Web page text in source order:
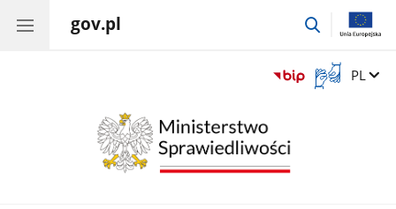
gov.pl
przejdź
Otwórz
okno
Zmień
PL